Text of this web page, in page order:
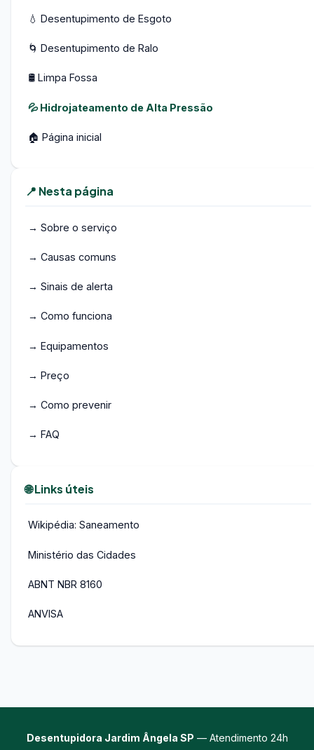
💧 Desentupimento de Esgoto
🌀 Desentupimento de Ralo
🛢️ Limpa Fossa
💦 Hidrojateamento de Alta Pressão
🏠 Página inicial
📍 Nesta página
→ Sobre o serviço
→ Causas comuns
→ Sinais de alerta
→ Como funciona
→ Equipamentos
→ Preço
→ Como prevenir
→ FAQ
🌐 Links úteis
Wikipédia: Saneamento
Ministério das Cidades
ABNT NBR 8160
ANVISA
Desentupidora Jardim Ângela SP — Atendimento 24h